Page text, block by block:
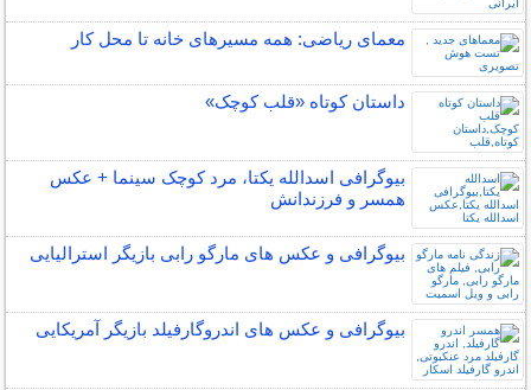
معمای ریاضی: همه مسیرهای خانه تا محل کار
داستان کوتاه «قلب کوچک»
بیوگرافی اسدالله یکتا، مرد کوچک سینما + عکس
همسر و فرزندانش
بیوگرافی و عکس های مارگو رابی بازیگر استرالیایی
بیوگرافی و عکس های اندروگارفیلد بازیگر آمریکایی